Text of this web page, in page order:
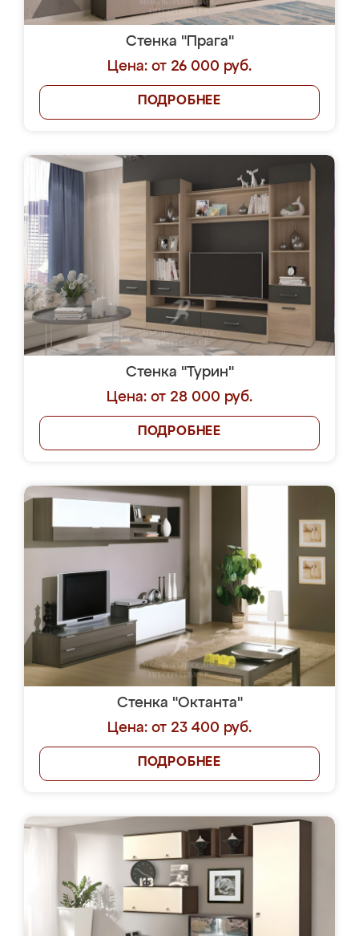
Стенка "Прага"
Цена: от 26 000 руб.
ПОДРОБНЕЕ
Стенка "Турин"
Цена: от 28 000 руб.
ПОДРОБНЕЕ
Стенка "Октанта"
Цена: от 23 400 руб.
ПОДРОБНЕЕ